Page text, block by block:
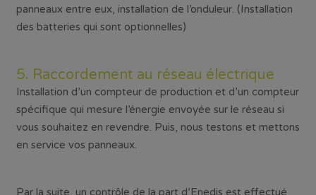
panneaux entre eux, installation de l’onduleur. (Installation
des batteries qui sont optionnelles)
5. Raccordement au réseau électrique
Installation d’un compteur de production et d’un compteur
spécifique qui mesure l’énergie envoyée sur le réseau si
vous souhaitez en revendre. Puis, nous testons et mettons
en service vos panneaux.
Par la suite, un contrôle de la part d’Enedis est effectué